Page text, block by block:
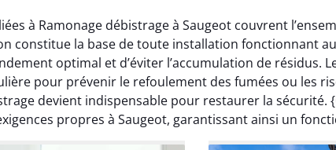
à Ramonage débistrage à Saugeot couvrent
constitue la base de toute installation fonctionnant
optimal et d’éviter l’accumulation de résidus.
pour prévenir le refoulement des fumées ou les
devient indispensable pour restaurer la sécurité.
propres à Saugeot, garantissant ainsi un